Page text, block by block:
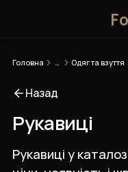
Головна Одяг та взуття
Назад
Рукавиці
Рукавиці у